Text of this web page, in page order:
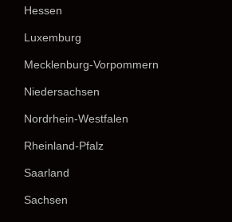
Hessen
Luxemburg
Mecklenburg-Vorpommern
Niedersachsen
Nordrhein-Westfalen
Rheinland-Pfalz
Saarland
Sachsen